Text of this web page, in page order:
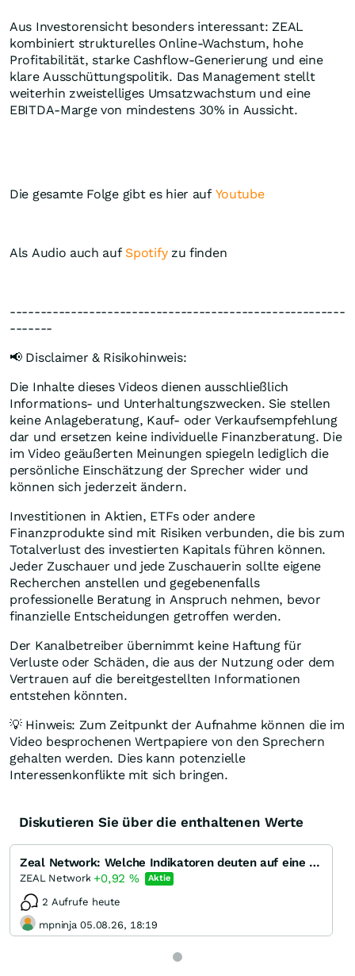
Aus Investorensicht besonders interessant: ZEAL
kombiniert strukturelles Online-Wachstum, hohe
Profitabilität, starke Cashflow-Generierung und eine
klare Ausschüttungspolitik. Das Management stellt
weiterhin zweistelliges Umsatzwachstum und eine
EBITDA-Marge von mindestens 30% in Aussicht.
Die gesamte Folge gibt es hier auf Youtube
Als Audio auch auf Spotifyzu finden
-------------------------------------------------------
-------
📢 Disclaimer & Risikohinweis:
Die Inhalte dieses Videos dienen ausschließlich
Informations- und Unterhaltungszwecken. Sie stellen
keine Anlageberatung, Kauf- oder Verkaufsempfehlung
dar und ersetzen keine individuelle Finanzberatung. Die
im Video geäußerten Meinungen spiegeln lediglich die
persönliche Einschätzung der Sprecher wider und
können sich jederzeit ändern.
Investitionen in Aktien, ETFs oder andere
Finanzprodukte sind mit Risiken verbunden, die bis zum
Totalverlust des investierten Kapitals führen können.
Jeder Zuschauer und jede Zuschauerin sollte eigene
Recherchen anstellen und gegebenenfalls
professionelle Beratung in Anspruch nehmen, bevor
finanzielle Entscheidungen getroffen werden.
Der Kanalbetreiber übernimmt keine Haftung für
Verluste oder Schäden, die aus der Nutzung oder dem
Vertrauen auf die bereitgestellten Informationen
entstehen könnten.
💡 Hinweis: Zum Zeitpunkt der Aufnahme können die im
Video besprochenen Wertpapiere von den Sprechern
gehalten werden. Dies kann potenzielle
Interessenkonflikte mit sich bringen.
Diskutieren Sie über die enthaltenen Werte
Zeal Network: Welche Indikatoren deuten auf eine Trendwende hin?
ZEAL Network +0,92 % Aktie
2 Aufrufe heute
mpninja 05.08.26, 18:19